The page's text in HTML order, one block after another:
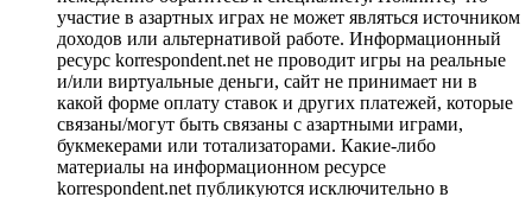
участие в азартных играх не может являться источником
доходов или альтернативой работе. Информационный
ресурс korrespondent.net не проводит игры на реальные
и/или виртуальные деньги, сайт не принимает ни в
какой форме оплату ставок и других платежей, которые
связаны/могут быть связаны с азартными играми,
букмекерами или тотализаторами. Какие-либо
материалы на информационном ресурсе
korrespondent.net публикуются исключительно в